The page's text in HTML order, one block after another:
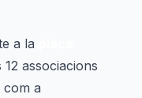
a la
associacions
a